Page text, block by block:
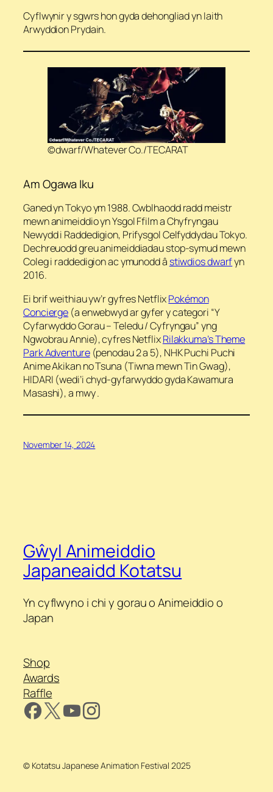
Cyflwynir y sgwrs hon gyda dehongliad yn Iaith
Arwyddion Prydain.
©dwarf/Whatever Co./TECARAT
Am Ogawa Iku
Ganed yn Tokyo ym 1988. Cwblhaodd radd meistr
mewn animeiddio yn Ysgol Ffilm a Chyfryngau
Newydd i Raddedigion, Prifysgol Celfyddydau Tokyo.
Dechreuodd greu animeiddiadau stop-symud mewn
Coleg i raddedigion ac ymunodd â stiwdios dwarfyn
2016.
Ei brif weithiau yw’r gyfres NetflixPokémon
Concierge (a enwebwyd ar gyfer y categori “Y
Cyfarwyddo Gorau – Teledu / Cyfryngau” yng
Ngwobrau Annie), cyfres NetflixRilakkuma’s Theme
Park Adventure(penodau 2 a 5), ​​NHK Puchi Puchi
Anime Akikan no Tsuna (Tiwna mewn Tin Gwag),
HIDARI (wedi’i chyd-gyfarwyddo gyda Kawamura
Masashi), a mwy .
November 14, 2024
Gŵyl Animeiddio
Japaneaidd Kotatsu
Yn cyflwyno i chi y gorau o Animeiddio o
Japan
Shop
Awards
Raffle
© Kotatsu Japanese Animation Festival 2025